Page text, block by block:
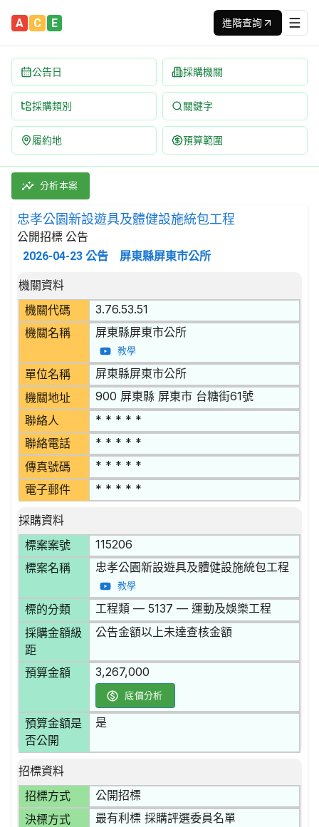
A C E 進階查詢
公告日 採購機關
採購類別 關鍵字
履約地 預算範圍
忠孝公園新設遊具及體健設施統包工程 招標公告 | 案號：
採購類別：工程類 運動及娛樂工程 | 招標方式：公開招標 |
分析本案
忠孝公園新設遊具及體健設施統包工程
公開招標 公告
2026-04-23 公告 屏東縣屏東市公所
招標公告詳細內容
機關資料
機關代碼
3.76.53.51
機關名稱 屏東縣屏東市公所
教學
單位名稱 屏東縣屏東市公所
機關地址 900 屏東縣 屏東市 台糖街61號
聯絡人 * * * * *
聯絡電話 * * * * *
傳真號碼 * * * * *
電子郵件 * * * * *
採購資料
標案案號
115206
標案名稱 忠孝公園新設遊具及體健設施統包工程
教學
標的分類 工程類 — 5137 — 運動及娛樂工程
採購金額級
距
公告金額以上未達查核金額
預算金額 3,267,000
底價分析
預算金額是
否公開
是
招標資料
招標方式
公開招標
決標方式 最有利標 採購評選委員名單